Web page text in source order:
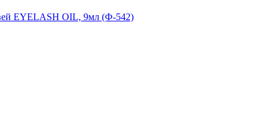
EYELASH OIL, 9мл (Ф-542)